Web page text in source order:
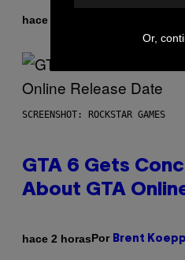
hace 2 horas
SCREENSHOT: ROCKSTAR GAMES
GTA 6 Gets
About GTA
hace 2 horasPor Brent Koepp
Or,